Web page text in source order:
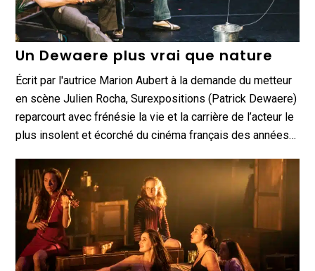
Un Dewaere plus vrai que nature
Écrit par l'autrice Marion Aubert à la demande du metteur
en scène Julien Rocha, Surexpositions (Patrick Dewaere)
reparcourt avec frénésie la vie et la carrière de l’acteur le
plus insolent et écorché du cinéma français des années…